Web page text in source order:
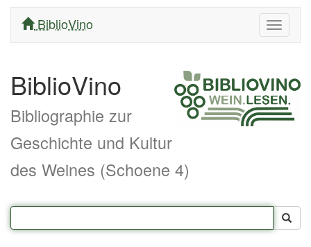
ein/
BiblioVino
BiblioVino
Bibliographie zur
Geschichte und Kultur
des Weines (Schoene 4)